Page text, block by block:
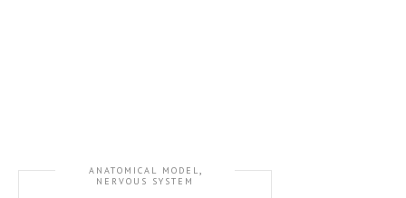
ANATOMICAL MODEL,
NERVOUS SYSTEM